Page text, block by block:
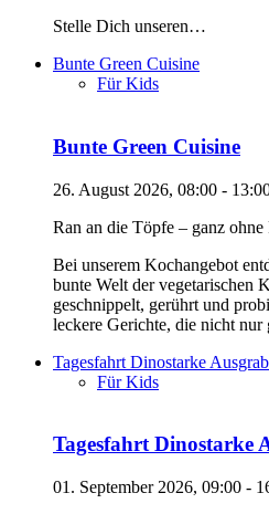
Stelle Dich unseren…
Bunte Green Cuisine
Für Kids
Bunte Green Cuisine
26. August 2026, 08:00 -
Ran an die Töpfe – ganz ohne
Bei unserem Kochangebot
bunte Welt der vegetarischen
geschnippelt, gerührt und
leckere Gerichte, die nicht
Tagesfahrt Dinostarke
Für Kids
Tagesfahrt Dinostarke
01. September 2026, 09:00 -